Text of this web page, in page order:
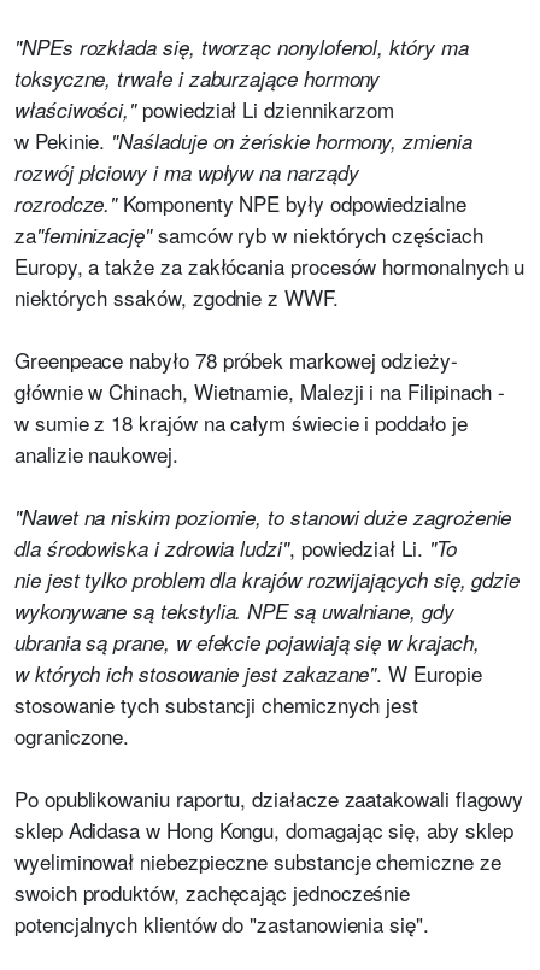
"NPEs rozkłada się, tworząc nonylofenol, który ma
toksyczne, trwałe i zaburzające hormony
właściwości," powiedział Li dziennikarzom
w Pekinie. "Naśladuje on żeńskie hormony, zmienia
rozwój płciowy i ma wpływ na narządy
rozrodcze."Komponenty NPE były odpowiedzialne
za"feminizację"samców ryb w niektórych częściach
Europy, a także za zakłócania procesów hormonalnych u
niektórych ssaków, zgodnie z WWF.
Greenpeace nabyło 78 próbek markowej odzieży-
głównie w Chinach, Wietnamie, Malezji i na Filipinach -
w sumie z 18 krajów na całym świecie i poddało je
analizie naukowej.
"Nawet na niskim poziomie, to stanowi duże zagrożenie
dla środowiska i zdrowia ludzi", powiedział Li. "To
nie jest tylko problem dla krajów rozwijających się, gdzie
wykonywane są tekstylia. NPE są uwalniane, gdy
ubrania są prane, w efekcie pojawiają się w krajach,
w których ich stosowanie jest zakazane". W Europie
stosowanie tych substancji chemicznych jest
ograniczone.
Po opublikowaniu raportu, działacze zaatakowali flagowy
sklep Adidasa w Hong Kongu, domagając się, aby sklep
wyeliminował niebezpieczne substancje chemiczne ze
swoich produktów, zachęcając jednocześnie
potencjalnych klientów do "zastanowienia się".